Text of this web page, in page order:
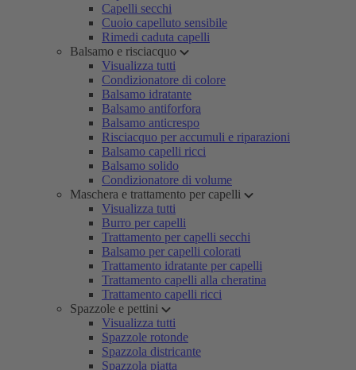
Capelli secchi
Cuoio capelluto sensibile
Rimedi caduta capelli
Balsamo e risciacquo
Visualizza tutti
Condizionatore di colore
Balsamo idratante
Balsamo antiforfora
Balsamo anticrespo
Risciacquo per accumuli e riparazioni
Balsamo capelli ricci
Balsamo solido
Condizionatore di volume
Maschera e trattamento per capelli
Visualizza tutti
Burro per capelli
Trattamento per capelli secchi
Balsamo per capelli colorati
Trattamento idratante per capelli
Trattamento capelli alla cheratina
Trattamento capelli ricci
Spazzole e pettini
Visualizza tutti
Spazzole rotonde
Spazzola districante
Spazzola piatta